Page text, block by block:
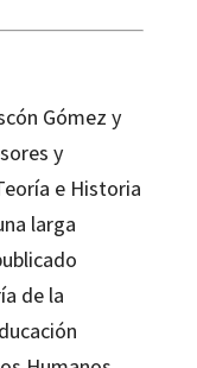
Gómez y
y
e Historia
larga
de la